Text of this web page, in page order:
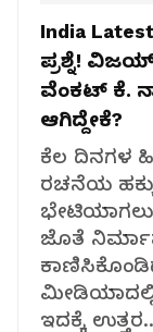
India
ಪ್ರಶ್ನೆ!
ವೆಂಕಟ್ ಕೆ.
ಆಗಿದ್ದೇಕೆ?
ಕೆಲ ದಿನಗಳ
ರಚನೆಯ
ಜೊತೆ
ಮೀಡಿಯಾದಲ್ಲಿ
ಇದಕ್ಕೆ